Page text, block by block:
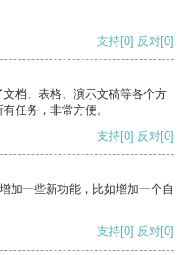
支持[0] 反对[0]
档、表格、演示文稿等各个方
任务，非常方便。
支持[0] 反对[0]
加一些新功能，比如增加一个自
支持[0] 反对[0]